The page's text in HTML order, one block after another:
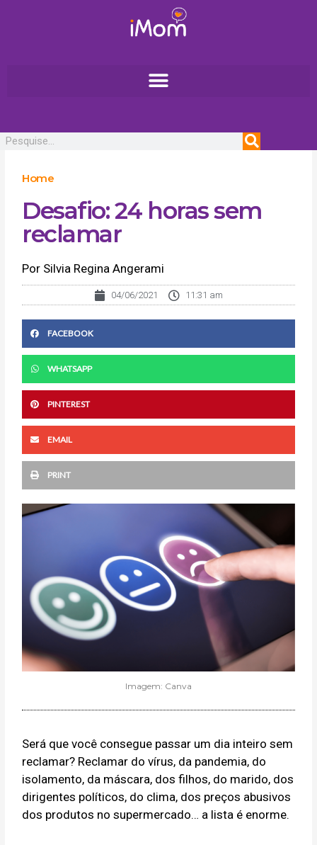
Home
Desafio: 24 horas sem
reclamar
Por Silvia Regina Angerami
04/06/2021 11:31 am
FACEBOOK
WHATSAPP
PINTEREST
EMAIL
PRINT
Imagem: Canva
Será que você consegue passar um dia inteiro sem
reclamar? Reclamar do vírus, da pandemia, do
isolamento, da máscara, dos filhos, do marido, dos
dirigentes políticos, do clima, dos preços abusivos
dos produtos no supermercado… a lista é enorme.